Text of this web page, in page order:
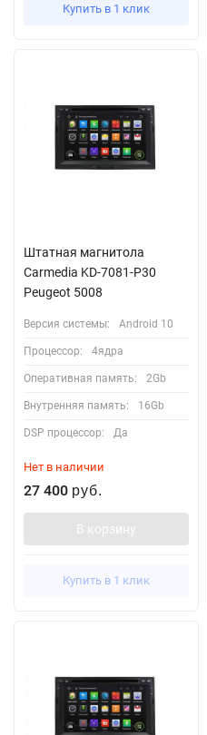
Купить в 1 клик
Штатная магнитола
Carmedia KD-7081-P30
Peugeot 5008
Версия системы: Android 10
Процессор: 4ядра
Оперативная память: 2Gb
Внутренняя память: 16Gb
DSP процессор: Да
Нет в наличии
27 400 руб.
В корзину
Купить в 1 клик